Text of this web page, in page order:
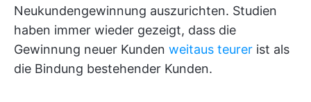
Neukundengewinnung auszurichten. Studien
haben immer wieder gezeigt, dass die
Gewinnung neuer Kunden weitaus teurer ist als
die Bindung bestehender Kunden.